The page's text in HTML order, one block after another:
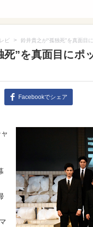
ビ > 鈴井貴之が“孤独死”を真面目
死”を真面目にポ
Facebookでシェア